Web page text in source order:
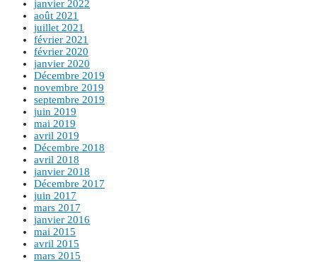
janvier 2022
août 2021
juillet 2021
février 2021
février 2020
janvier 2020
Décembre 2019
novembre 2019
septembre 2019
juin 2019
mai 2019
avril 2019
Décembre 2018
avril 2018
janvier 2018
Décembre 2017
juin 2017
mars 2017
janvier 2016
mai 2015
avril 2015
mars 2015